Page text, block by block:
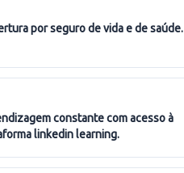
por seguro de vida e de saúde.
linkedin learning.